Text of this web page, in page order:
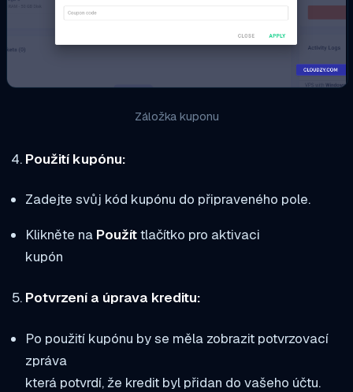
Záložka kuponu
Použití kupónu:
Zadejte svůj kód kupónu do připraveného pole.
Klikněte na Použíttlačítko pro aktivaci
kupón
Potvrzení a úprava kreditu:
Po použití kupónu by se měla zobrazit potvrzovací
zpráva
která potvrdí, že kredit byl přidan do vašeho účtu.